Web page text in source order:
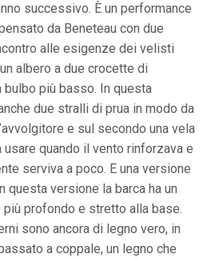
successivo. È un performance
da Beneteau con due
alle esigenze dei velisti
albero a due crocette di
più basso. In questa
due stralli di prua in modo da
e sul secondo una vela
quando il vento rinforzava e
serviva a poco. E una versione
questa versione la barca ha un
profondo e stretto alla base.
sono ancora di legno vero, in
a coppale, un legno che